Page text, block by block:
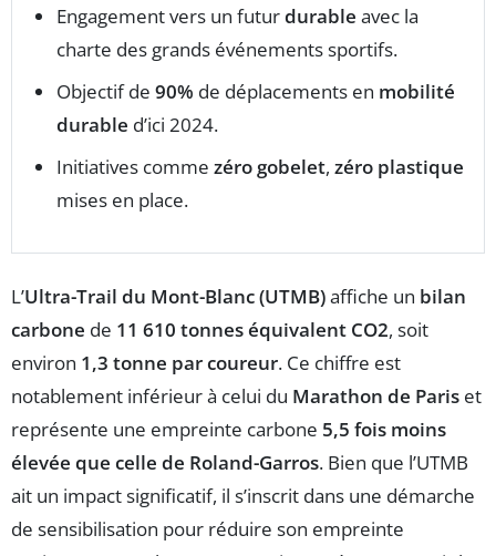
Engagement vers un futurdurable avec la
charte des grands événements sportifs.
Objectif de 90% de déplacements en mobilité
durable d’ici 2024.
Initiatives comme zéro gobelet, zéro plastique
mises en place.
L’Ultra-Trail du Mont-Blanc (UTMB)affiche un bilan
carbone de 11 610 tonnes équivalent CO2, soit
environ 1,3 tonne par coureur. Ce chiffre est
notablement inférieur à celui du Marathon de Paris et
représente une empreinte carbone 5,5 fois moins
élevée que celle de Roland-Garros. Bien que l’UTMB
ait un impact significatif, il s’inscrit dans une démarche
de sensibilisation pour réduire son empreinte